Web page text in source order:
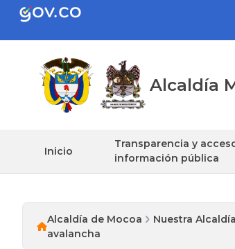
Alcaldía
Inicio
Transparencia y
información pública
Alcaldía de Mocoa Nuestra Alcaldía
avalancha